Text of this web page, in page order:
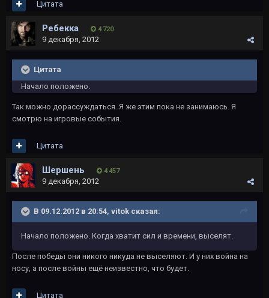
Цитата
Ребекка 4 720
9 декабря, 2012
Цитата
Начало положено.
Так можно дорассуждаться. Я же этим пока не занимаюсь. Я
смотрю на игровые события.
Цитата
Шершень 4 457
9 декабря, 2012
В 09.12.2012 в 20:54, vitok сказал:
Начало положено. Когда хватит сил и времени, выселят.
После победы они никого никуда не выселяют. И у них война на
носу, а после войны ещё неизвестно, что будет.
Цитата